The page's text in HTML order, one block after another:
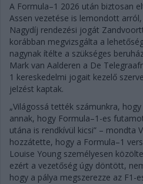
A Formula–1 2026 után biztosan
Assen vezetése is lemondott
Nagydíj rendezési jogát
korábban megvizsgálta a
nagynak ítélte a szükséges
Mark van Aalderen a De
1 kereskedelmi jogait kezelő
jelzést kaptak.
„Világossá tették számunkra,
annak, hogy Formula–1-es
utána is rendkívül kicsi” – mondta
hozzátette, hogy a Formula–1
Louise Young személyesen
ezért a vezetőség úgy döntött,
hogy a pálya megszerezze az F1-